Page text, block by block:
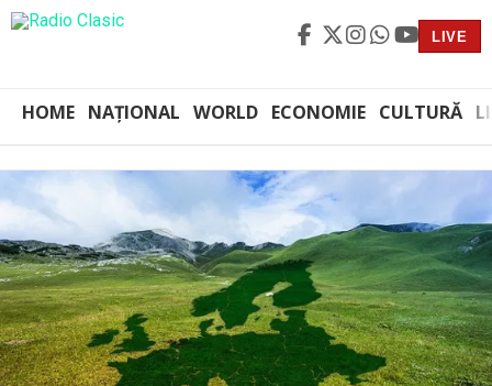
LIVE
HOME NAȚIONAL WORLD ECONOMIE CULTURĂ